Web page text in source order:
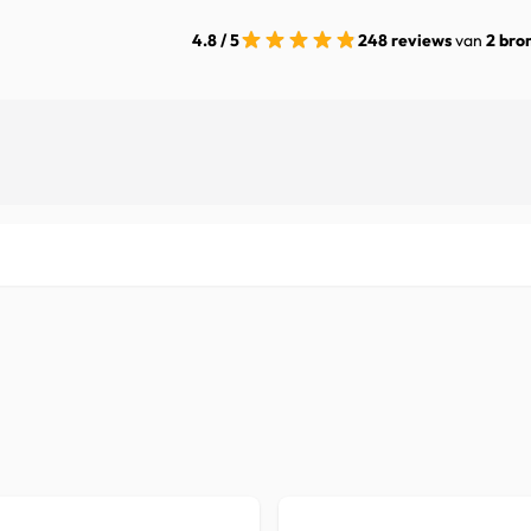
4.8 / 5 248 reviewsvan 2